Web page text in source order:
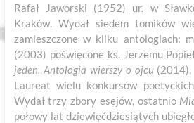
Rafał Jaworski (1952) ur. w
Kraków. Wydał siedem tomików
zamieszczone w kilku antologiach:
(2003) poświęcone ks. Jerzemu
jeden. Antologia wierszy o ojcu(2014),
Laureat wielu konkursów
Wydał trzy zbory esejów, ostatnio
połowy lat dziewięćdziesiątych